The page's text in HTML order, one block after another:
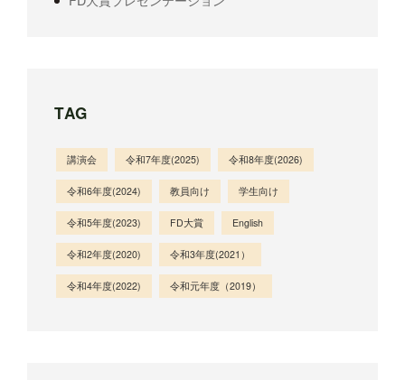
TAG
講演会 令和7年度(2025) 令和8年度(2026)
令和6年度(2024) 教員向け 学生向け
令和5年度(2023) FD大賞 English
令和2年度(2020) 令和3年度(2021）
令和4年度(2022) 令和元年度（2019）